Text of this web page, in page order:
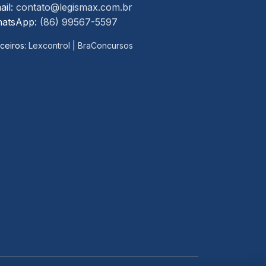
contato@legismax.com.br
(86) 99567-5597
Lexcontrol BraConcursos